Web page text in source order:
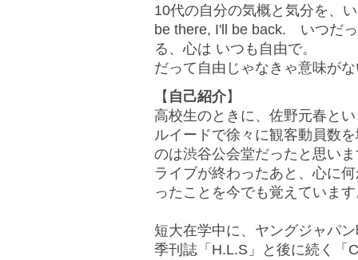
10代の自分の気概と気分を、
be there, I'll be back. いつだ
る、心は いつも自由で。
だって自由じゃなきゃ意味が
【 自己紹介】
高校生のときに、佐野元春と
ルイードで徐々に観客動員数
のは渋谷公会堂だったと思い
ライブが終わったあと、心に
ったことを今でも覚えていま
短大在学中に、ヤングジャパ
季刊誌「H.L.S」と後に続く「